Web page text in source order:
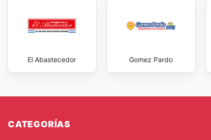
El Abastecedor Gomez Pardo
CATEGORÍAS